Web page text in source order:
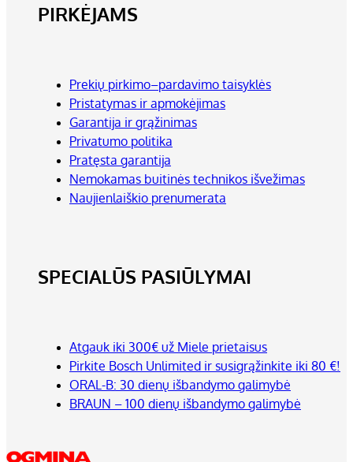
PIRKĖJAMS
Prekių pirkimo–pardavimo taisyklės
Pristatymas ir apmokėjimas
Garantija ir grąžinimas
Privatumo politika
Pratęsta garantija
Nemokamas buitinės technikos išvežimas
Naujienlaiškio prenumerata
SPECIALŪS PASIŪLYMAI
Atgauk iki 300€ už Miele prietaisus
Pirkite Bosch Unlimited ir susigrąžinkite iki 80 €!
ORAL-B: 30 dienų išbandymo galimybė
BRAUN – 100 dienų išbandymo galimybė